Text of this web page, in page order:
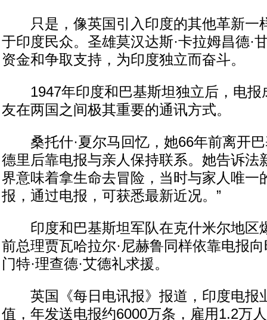
只是，像英国引入印度的其他革新一
于印度民众。圣雄莫汉达斯·卡拉姆昌德·
资金和争取支持，为印度独立而奋斗。
1947年印度和巴基斯坦独立后，电报
友在两国之间极其重要的通讯方式。
桑托什·夏尔马回忆，她66年前离开巴
德里后靠电报与亲人保持联系。她告诉法
界意味着拿生命去冒险，当时与家人唯一
报，通过电报，可获悉最新近况。”
印度和巴基斯坦军队在克什米尔地区
前总理贾瓦哈拉尔·尼赫鲁同样依靠电报
门特·理查德·艾德礼求援。
英国《每日电讯报》报道，印度电报
值，年发送电报约6000万条，雇用1.2万